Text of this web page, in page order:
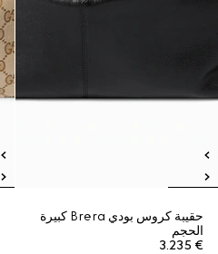
حقيبة كروس بودي Brera كبيرة
الحجم
€ 3.235